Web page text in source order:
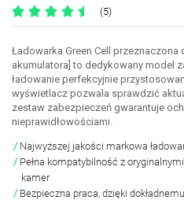
(5)
Ładowarka Green Cell
akumulatora] to dedykowany model
ładowanie perfekcyjnie
wyświetlacz pozwala sprawdzić
zestaw zabezpieczeń gwarantuje
nieprawidłowościami.
Najwyższej jakości markowa
Pełna kompatybilność z
kamer
Bezpieczna praca, dzięki